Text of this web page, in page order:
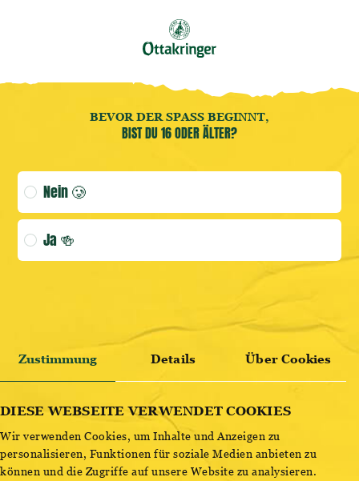
Benutzermenü öffnen
ANMELDEN
HIER REGISTRIEREN
Benutzermenü öffnen 25
MIA.
18:30 UHR
BEVOR DER SPASS BEGINNT,
BIST DU 16 ODER ÄLTER?
Age verification selection
Nein 🥲
Ja 🍻
Zustimmung Details Über Cookies
DIESE WEBSEITE VERWENDET COOKIES
Wir verwenden Cookies, um Inhalte und Anzeigen zu
personalisieren, Funktionen für soziale Medien anbieten zu
können und die Zugriffe auf unsere Website zu analysieren.